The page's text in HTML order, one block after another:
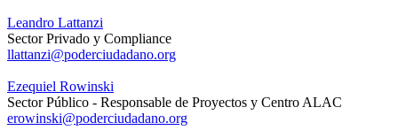
Leandro Lattanzi
Sector Privado y Compliance
llattanzi@poderciudadano.org
Ezequiel Rowinski
Sector Público - Responsable de Proyectos y Centro ALAC
erowinski@poderciudadano.org